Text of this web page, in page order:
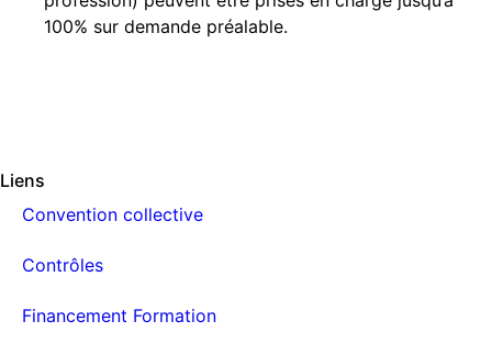
100% sur demande préalable.
Liens
Convention collective
Contrôles
Financement Formation